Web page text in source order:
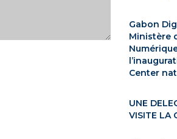
Gabon
Ministère
Center
UNE
VISITE LA